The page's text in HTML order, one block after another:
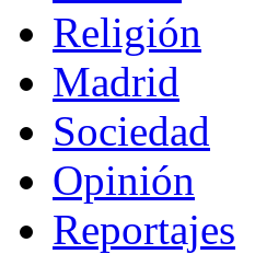
Religión
Madrid
Sociedad
Opinión
Reportajes